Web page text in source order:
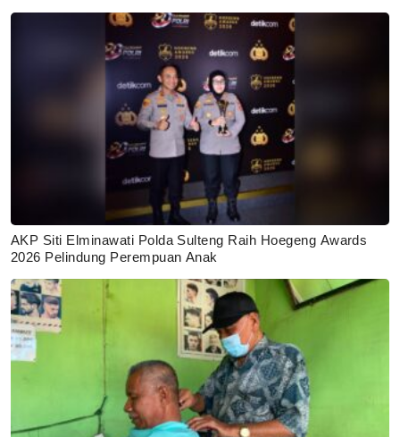
AKP Siti Elminawati Polda Sulteng Raih Hoegeng Awards
2026 Pelindung Perempuan Anak